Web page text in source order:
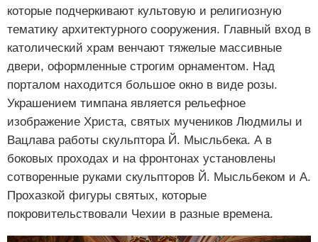
которые подчеркивают культовую и религиозную
тематику архитектурного сооружения. Главный вход в
католический храм венчают тяжелые массивные
двери, оформленные строгим орнаментом. Над
порталом находится большое окно в виде розы.
Украшением тимпана является рельефное
изображение Христа, святых мучеников Людмилы и
Вацлава работы скульптора Й. Мысльбека. А в
боковых проходах и на фронтонах установлены
сотворенные руками скульпторов Й. Мысльбеком и А.
Прохазкой фигуры святых, которые
покровительствовали Чехии в разные времена.